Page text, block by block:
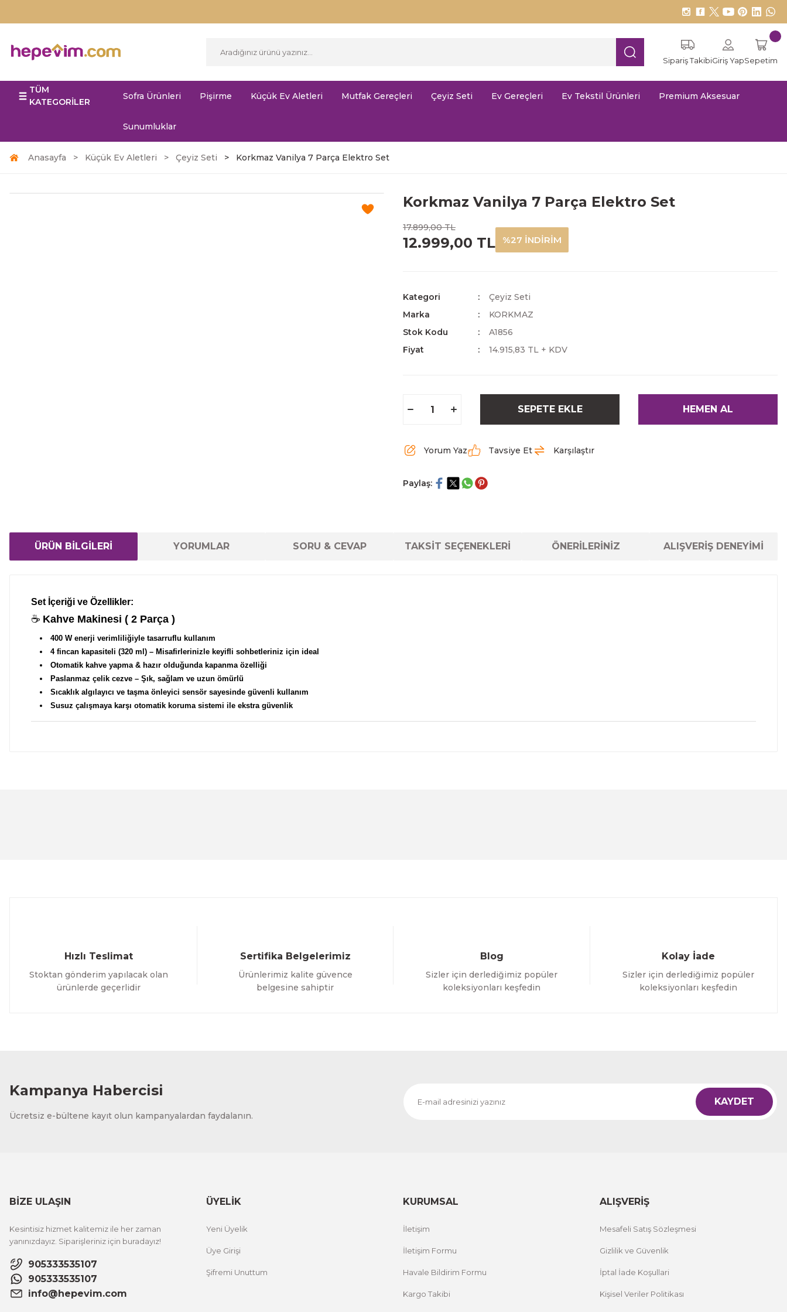
Sipariş TakibiGiriş YapSepetim
TÜM
KATEGORİLER
Sofra Ürünleri Pişirme Küçük Ev Aletleri Mutfak Gereçleri Çeyiz Seti Ev Gereçleri Ev Tekstil Ürünleri Premium Aksesuar
Sunumluklar
Anasayfa Küçük Ev Aletleri Çeyiz Seti Korkmaz Vanilya 7 Parça Elektro Set
Korkmaz Vanilya 7 Parça Elektro Set
17.899,00 TL
12.999,00 TL %27 İNDİRİM
Kategori
Çeyiz Seti
Marka
KORKMAZ
Stok Kodu
A1856
Fiyat
14.915,83 TL + KDV
SEPETE EKLE HEMEN AL
Yorum Yaz Tavsiye Et Karşılaştır
Paylaş:
ÜRÜN BİLGİLERİ YORUMLAR SORU & CEVAP TAKSİT SEÇENEKLERİ ÖNERİLERİNİZ ALIŞVERİŞ DENEYİMİ
Set İçeriği ve Özellikler:
☕ Kahve Makinesi ( 2 Parça )
400 W enerji verimliliğiyle tasarruflu kullanım
4 fincan kapasiteli (320 ml) – Misafirlerinizle keyifli sohbetleriniz için ideal
Otomatik kahve yapma & hazır olduğunda kapanma özelliği
Paslanmaz çelik cezve – Şık, sağlam ve uzun ömürlü
Sıcaklık algılayıcı ve taşma önleyici sensör sayesinde güvenli kullanım
Susuz çalışmaya karşı otomatik koruma sistemi ile ekstra güvenlik
Hızlı Teslimat
Stoktan gönderim yapılacak olan
ürünlerde geçerlidir
Sertifika Belgelerimiz
Ürünlerimiz kalite güvence
belgesine sahiptir
Blog
Sizler için derlediğimiz popüler
koleksiyonları keşfedin
Kolay İade
Sizler için derlediğimiz popüler
koleksiyonları keşfedin
Kampanya Habercisi
Ücretsiz e-bültene kayıt olun kampanyalardan faydalanın.
KAYDET
BİZE ULAŞIN
Kesintisiz hizmet kalitemiz ile her zaman
yanınızdayız. Siparişleriniz için buradayız!
905333535107
905333535107
info@hepevim.com
ÜYELİK
Yeni Üyelik
Üye Girişi
Şifremi Unuttum
KURUMSAL
İletişim
İletişim Formu
Havale Bildirim Formu
Kargo Takibi
ALIŞVERİŞ
Mesafeli Satış Sözleşmesi
Gizlilik ve Güvenlik
İptal İade Koşullari
Kişisel Veriler Politikası